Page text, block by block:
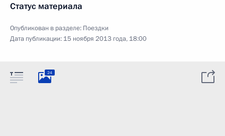
Статус материала
Опубликован в разделе: Поездки
Дата публикации: 15 ноября 2013 года, 18:00
24